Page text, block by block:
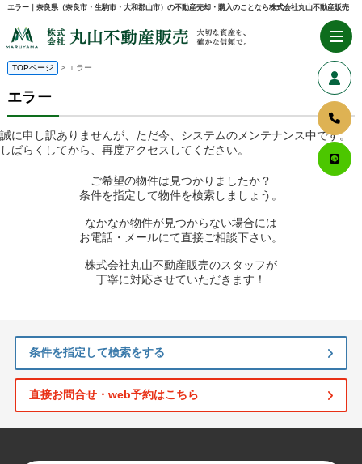
エラー｜奈良県（奈良市・生駒市・大和郡山市）の不動産売却・購入のことなら株式会社丸山不動産販売
TOPページ > エラー
エラー
誠に申し訳ありませんが、ただ今、システムのメンテナンス中です。
しばらくしてから、再度アクセスしてください。
ご希望の物件は見つかりましたか？
条件を指定して物件を検索しましょう。
なかなか物件が見つからない場合には
お電話・メールにて直接ご相談下さい。
株式会社丸山不動産販売のスタッフが
丁寧に対応させていただきます！
条件を指定して検索をする
直接お問合せ・web予約はこちら